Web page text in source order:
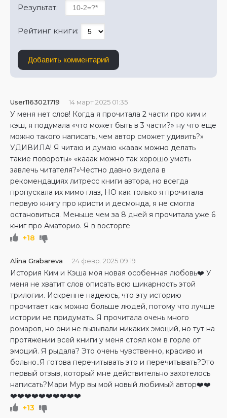
Результат:
Рейтинг книги:
Добавить комментарий
User1163021719 14 март 2025 01:35
У меня нет слов! Когда я прочитала 2 части про ким и
кэш, я подумала «что может быть в 3 части?» ну что еще
можно такого написать, чем автор сможет удивить?»
УДИВИЛА! Я читаю и думаю «кааак можно делать
такие повороты» «кааак можно так хорошо уметь
завлечь читателя?»Честно давно видела в
рекомендациях литресс книги автора, но всегда
пропускала их мимо глаз, НО как только я прочитала
первую книгу про кристи и десмонда, я не смогла
остановиться. Меньше чем за 8 дней я прочитала уже 6
книг про Аматорио. Я в восторге
+18
Alina Grabareva 24 февр. 2025 09:19
История Ким и Кэша моя новая особенная любовь❤️ У
меня не хватит слов описать всю шикарность этой
трилогии. Искренне надеюсь, что эту историю
прочитает как можно больше людей, потому что лучше
истории не придумать. Я прочитала очень много
ромаров, но они не вызывали никаких эмоций, но тут на
протяжении всей книги у меня стоял ком в горле от
эмоций. Я рыдала? Это очень чувственно, красиво и
больно..Я готова перечитывать это и перечитывать?Это
первый отзыв, который мне действительно захотелось
написать?Мари Мур вы мой новый любимый автор❤️❤️
❤️❤️❤️❤️❤️❤️❤️❤️❤️❤️
+13